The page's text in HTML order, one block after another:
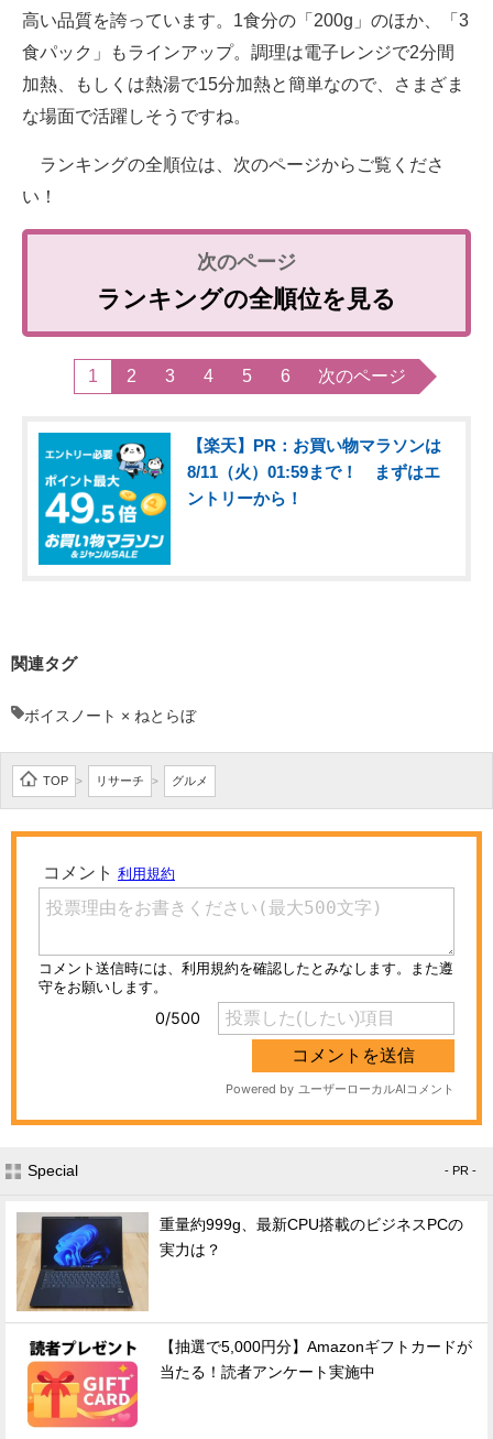
高い品質を誇っています。1食分の「200g」のほか、「3
食パック」もラインアップ。調理は電子レンジで2分間
加熱、もしくは熱湯で15分加熱と簡単なので、さまざま
な場面で活躍しそうですね。
ランキングの全順位は、次のページからご覧くださ
い！
ランキングの全順位を見る
1 2 3 4 5 6 次のページ
【楽天】PR：お買い物マラソンは
8/11（火）01:59まで！ まずはエ
ントリーから！
関連タグ
ボイスノート × ねとらぼ
TOP > リサーチ > グルメ
Special - PR -
重量約999g、最新CPU搭載のビジネスPCの
実力は？
【抽選で5,000円分】Amazonギフトカードが
当たる！読者アンケート実施中